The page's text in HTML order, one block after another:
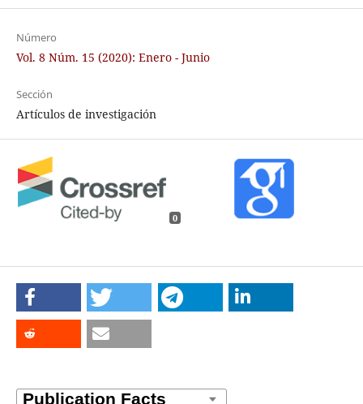
Número
Vol. 8 Núm. 15 (2020): Enero - Junio
Sección
Artículos de investigación
0